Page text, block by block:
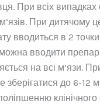
При всіх
При
в 2 точки
вводити
на всі м’язи.
зберігатися до 6-12